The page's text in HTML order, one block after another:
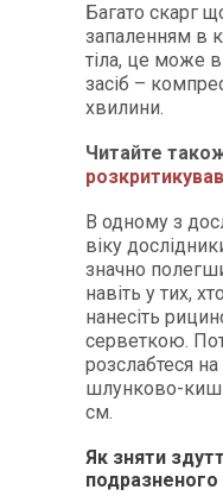
Багато скарг
запаленням в
тіла, це може
засіб –
хвилини.
Читайте
В одному з
віку
значно
навіть у тих,
нанесіть
серветкою.
розслабтеся
шлунково-
см.
Як зняти